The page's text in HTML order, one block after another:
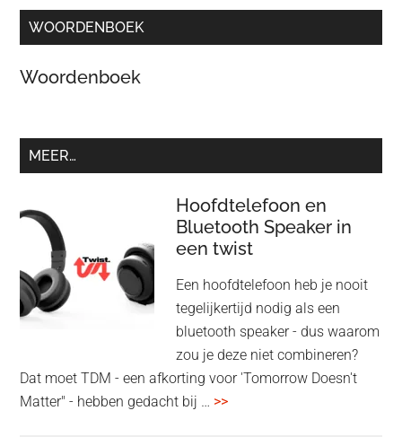
WOORDENBOEK
Woordenboek
MEER…
Hoofdtelefoon en
Bluetooth Speaker in
een twist
Een hoofdtelefoon heb je nooit
tegelijkertijd nodig als een
bluetooth speaker - dus waarom
zou je deze niet combineren?
Dat moet TDM - een afkorting voor 'Tomorrow Doesn't
Matter" - hebben gedacht bij … >>overHoofdtelefoon